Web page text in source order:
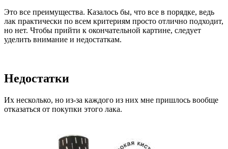
Это все преимущества. Казалось бы, что все в порядке, ведь
лак практически по всем критериям просто отлично подходит,
но нет. Чтобы прийти к окончательной картине, следует
уделить внимание и недостаткам.
Недостатки
Их несколько, но из-за каждого из них мне пришлось вообще
отказаться от покупки этого лака.